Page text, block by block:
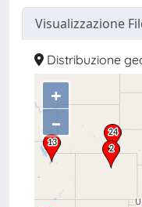
Visualizzazione
Distribuzione
+
–